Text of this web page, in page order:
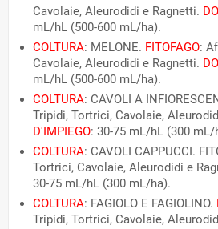
Cavolaie, Aleurodidi e Ragnetti.
mL/hL (500-600 mL/ha).
COLTURA: MELONE. FITOFAGO:
Cavolaie, Aleurodidi e Ragnetti.
mL/hL (500-600 mL/ha).
COLTURA: CAVOLI A
Tripidi, Tortrici, Cavolaie,
D'IMPIEGO: 30-75 mL/hL (300 mL/
COLTURA: CAVOLI CAPPUCCI.
Tortrici, Cavolaie, Aleurodidi e
30-75 mL/hL (300 mL/ha).
COLTURA: FAGIOLO E FAGIOLINO.
Tripidi, Tortrici, Cavolaie,